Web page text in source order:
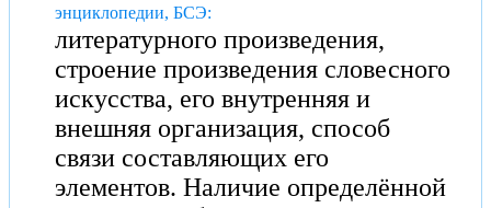
энциклопедии, БСЭ:
литературного произведения,
строение произведения словесного
искусства, его внутренняя и
внешняя организация, способ
связи составляющих его
элементов. Наличие определённой